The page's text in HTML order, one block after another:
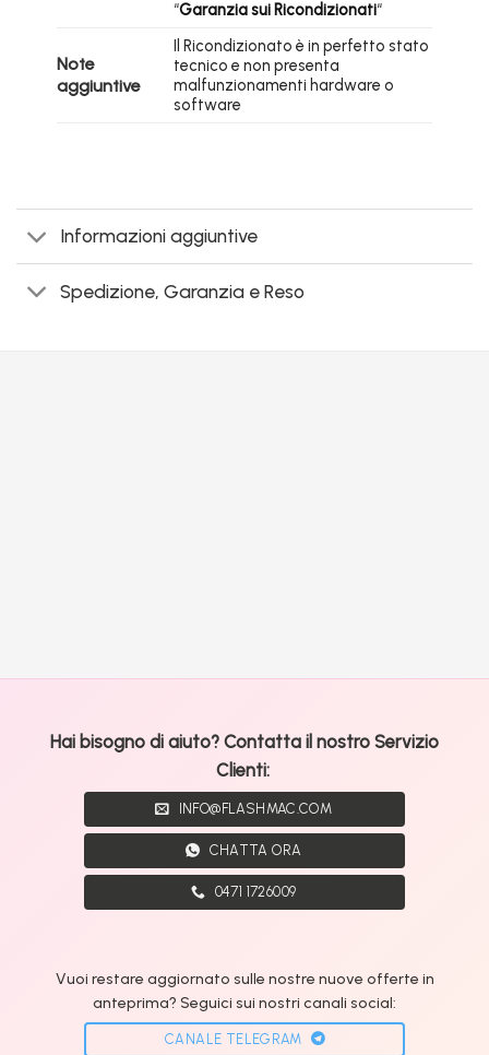
“Garanzia sui Ricondizionati“
Note
aggiuntive
Il Ricondizionato è in perfetto stato
tecnico e non presenta
malfunzionamenti hardware o
software
Informazioni aggiuntive
Spedizione, Garanzia e Reso
Hai bisogno di aiuto? Contatta il nostro Servizio
Clienti:
INFO@FLASHMAC.COM
CHATTA ORA
0471 1726009
Vuoi restare aggiornato sulle nostre nuove offerte in
anteprima? Seguici sui nostri canali social:
CANALE TELEGRAM